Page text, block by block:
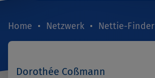
Home Netzwerk Nettie-Finder
Dorothée Coßmann